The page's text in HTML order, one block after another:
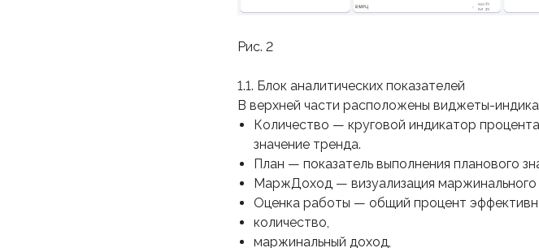
Рис. 2
1.1. Блок аналитических показателей
В верхней части расположены виджеты-
Количество — круговой индикатор
значение тренда.
План — показатель выполнения планового
МаржДоход — визуализация маржинального
Оценка работы — общий процент
количество,
маржинальный доход,